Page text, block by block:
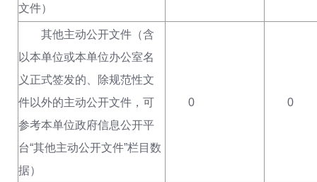
文件）
其他主动公开文件（含
以本单位或本单位办公室名
义正式签发的、除规范性文
件以外的主动公开文件，可
参考本单位政府信息公开平
台“其他主动公开文件”栏目数
据）
0 0